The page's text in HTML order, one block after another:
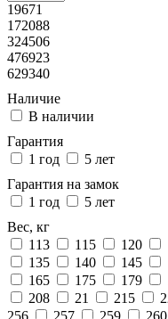
19671
172088
324506
476923
629340
Наличие
В наличии
Гарантия
1 год
5 лет
Гарантия на замок
1 год
5 лет
Вес, кг
113
115 120
135
140 145
165
175 179
208
21 215
256
257 259 260